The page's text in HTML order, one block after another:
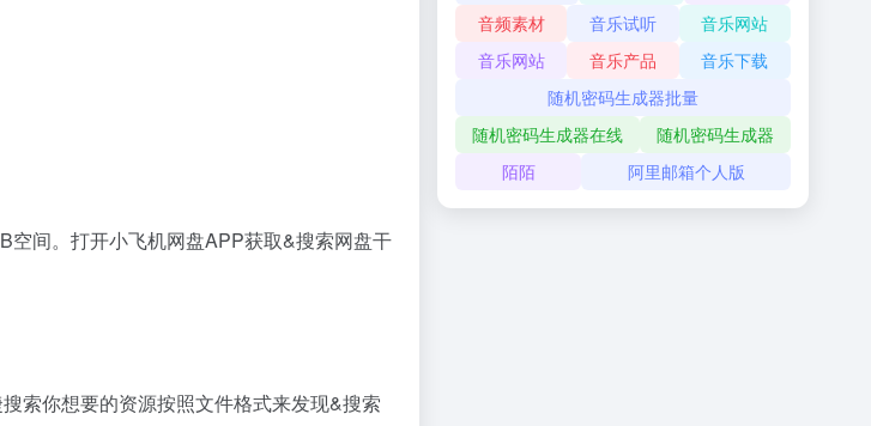
空间。打开小飞机网盘APP获取&搜索网盘干
索你想要的资源按照文件格式来发现&搜索
音频素材
音乐试听
音乐网站
音乐网站
音乐产品
音乐下载
随机密码生成器批量
随机密码生成器在线
随机密码生成器
陌陌
阿里邮箱个人版